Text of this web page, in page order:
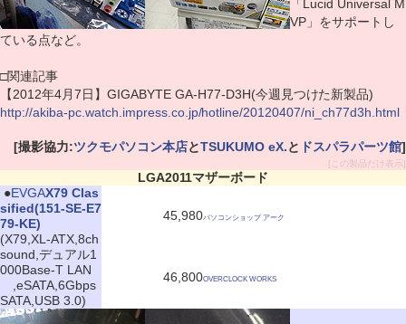
「Lucid Universal M
VP」をサポートし
ている点など。
□関連記事
【2012年4月7日】GIGABYTE GA-H77-D3H(今週見つけた新製品)
http://akiba-pc.watch.impress.co.jp/hotline/20120407/ni_ch77d3h.html
[撮影協力:ツクモパソコン本店とTSUKUMO eX.と ドスパラパーツ館]
[この製品だけ表示]
LGA2011マザーボード
●EVGAX79 Clas
sified(151-SE-E7
79-KE)
(X79,XL-ATX,8ch
sound,デュアル1
000Base-T LAN
,eSATA,6Gbps
SATA,USB 3.0)
45,980パソコンショップ アーク
46,800OVERCLOCK WORKS